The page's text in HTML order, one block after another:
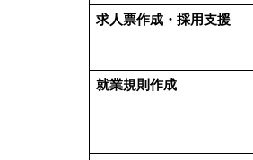
求人票作成・採用支援
就業規則作成